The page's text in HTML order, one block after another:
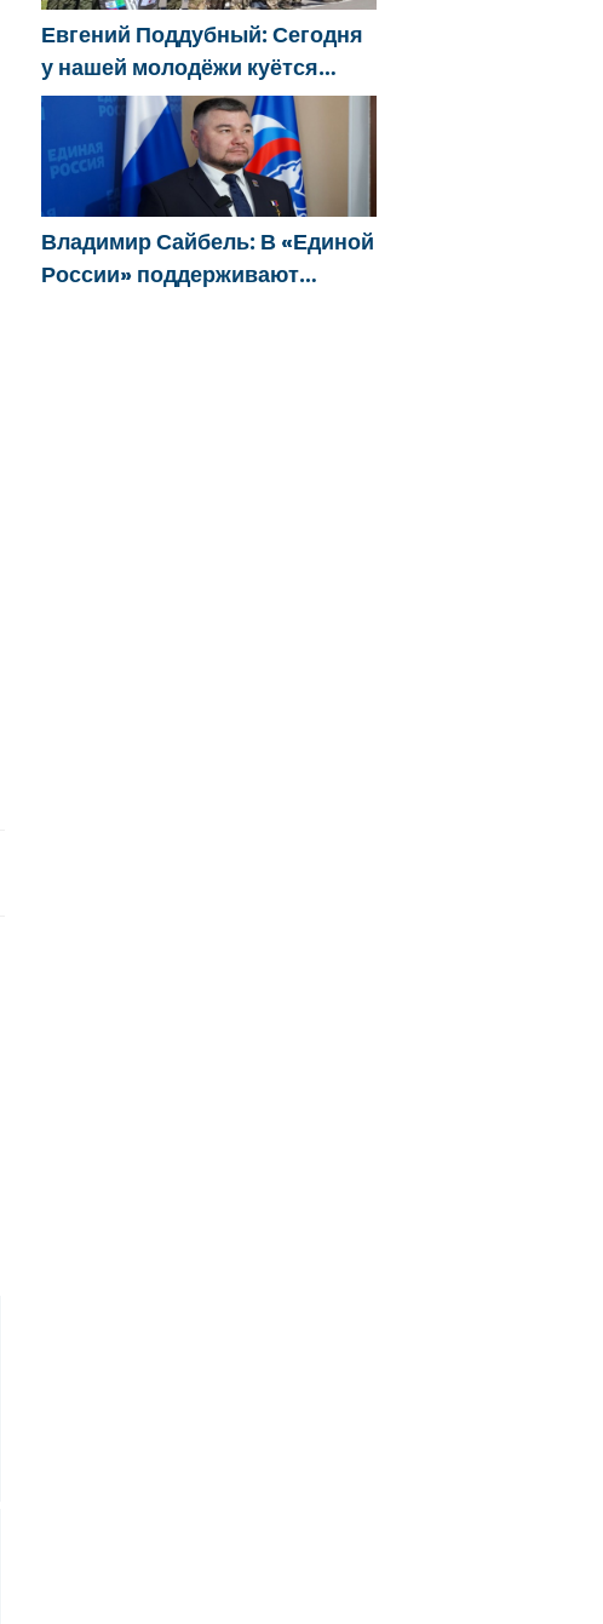
Евгений Поддубный: Сегодня
у нашей молодёжи куётся
характер победителей
Владимир Сайбель: В «Единой
России» поддерживают